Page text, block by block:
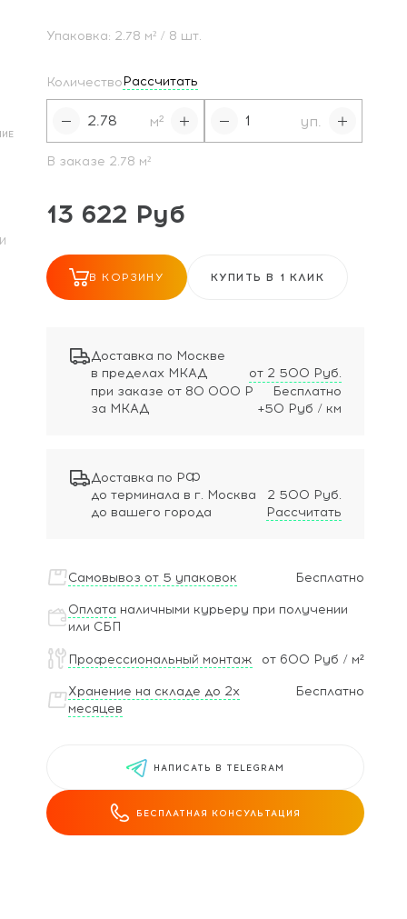
Упаковка: 2.78 м² / 8 шт.
КоличествоРассчитать
м² уп.
В заказе 2.78 м²
13 622 Руб
В КОРЗИНУ КУПИТЬ В 1 КЛИК
Доставка по Москве
в пределах МКАД
от 2 500 Руб.
при заказе от 80 000 Р
Бесплатно
за МКАД
+50 Руб / км
Доставка по РФ
до терминала в г. Москва
2 500 Руб.
до вашего города
Рассчитать
Самовывоз от 5 упаковок Бесплатно
Оплата наличными курьеру при получении
или СБП
Профессиональный монтаж от 600 Руб / м²
Хранение на складе до 2х
месяцев
Бесплатно
НАПИСАТЬ В TELEGRAM
БЕСПЛАТНАЯ КОНСУЛЬТАЦИЯ